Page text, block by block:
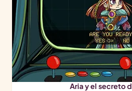
Aria y el secreto